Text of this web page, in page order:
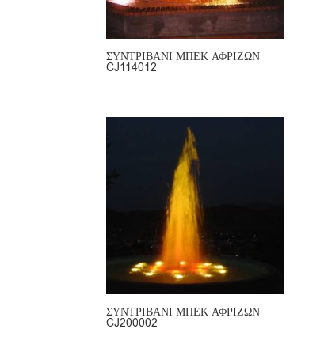
ΣΥΝΤΡΙΒΑΝΙ ΜΠΕΚ ΑΦΡΙΖΩΝ
CJ114012
ΣΥΝΤΡΙΒΑΝΙ ΜΠΕΚ ΑΦΡΙΖΩΝ
CJ200002